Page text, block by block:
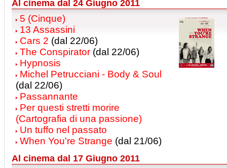
Al cinema dal 24 Giugno 2011
5 (Cinque)
13 Assassini
Cars 2 (dal 22/06)
The Conspirator (dal 22/06)
Hypnosis
Michel Petrucciani - Body & Soul
(dal 22/06)
Passannante
Per questi stretti morire
(Cartografia di una passione)
Un tuffo nel passato
When You're Strange (dal 21/06)
Al cinema dal 17 Giugno 2011